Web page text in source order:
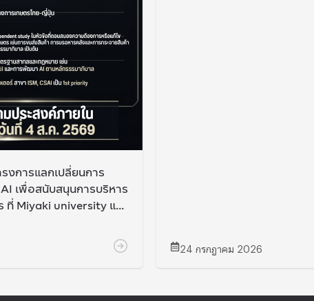
งการแลกเปลี่ยนการ
เพื่อสนับสนุนการบริหาร
Miyaki university และ
ศญี่ปุ่น
24 กรกฎาคม 2026